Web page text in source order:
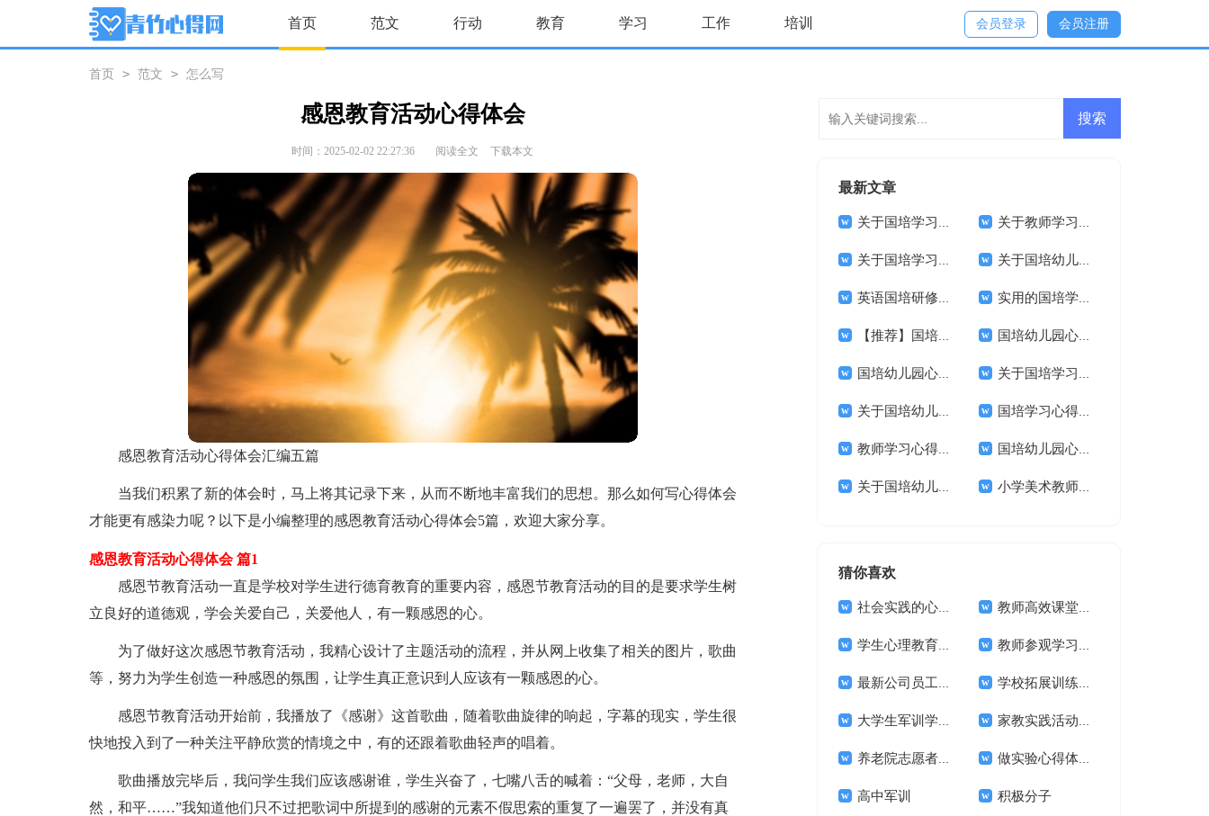
首页 范文 行动 教育 学习 工作 培训 会员登录 会员注册
首页 > 范文 > 怎么写
感恩教育活动心得体会
时间：2025-02-02 22:27:36 阅读全文 下载本文
感恩教育活动心得体会汇编五篇
当我们积累了新的体会时，马上将其记录下来，从而不断地丰富我们的思想。那么如何写心得体会
才能更有感染力呢？以下是小编整理的感恩教育活动心得体会5篇，欢迎大家分享。
感恩教育活动心得体会 篇1
感恩节教育活动一直是学校对学生进行德育教育的重要内容，感恩节教育活动的目的是要求学生树
立良好的道德观，学会关爱自己，关爱他人，有一颗感恩的心。
为了做好这次感恩节教育活动，我精心设计了主题活动的流程，并从网上收集了相关的图片，歌曲
等，努力为学生创造一种感恩的氛围，让学生真正意识到人应该有一颗感恩的心。
感恩节教育活动开始前，我播放了《感谢》这首歌曲，随着歌曲旋律的响起，字幕的现实，学生很
快地投入到了一种关注平静欣赏的情境之中，有的还跟着歌曲轻声的唱着。
歌曲播放完毕后，我问学生我们应该感谢谁，学生兴奋了，七嘴八舌的喊着：“父母，老师，大自
然，和平……”我知道他们只不过把歌词中所提到的感谢的元素不假思索的重复了一遍罢了，并没有真
最新文章
关于国培学习心得体会模板汇总8篇 关于教师学习心得体会模板7篇
关于国培学习心得体会模板锦集十篇 关于国培幼儿园心得体会范文汇总10篇
英语国培研修心得体会范文（通用3篇） 实用的国培学习心得体会范文集合10篇
【推荐】国培学习心得体会范文6篇 国培幼儿园心得体会范文锦集八篇
国培幼儿园心得体会范文锦集8篇 关于国培学习心得体会模板锦集五篇
关于国培幼儿园心得体会范文锦集8篇 国培学习心得体会范文锦集七篇
教师学习心得体会范文集合5篇 国培幼儿园心得体会范文锦集十篇
关于国培幼儿园心得体会范文锦集10篇 小学美术教师国培美术心得体会
猜你喜欢
社会实践的心得体会(合集15篇) 教师高效课堂心得体会合集15篇
学生心理教育心得体会 教师参观学习体会
最新公司员工工作心得体会范文 学校拓展训练心得体会 12篇
大学生军训学习心得体会 家教实践活动心得体会范文（通用3篇）
养老院志愿者心得体会(11篇) 做实验心得体会15篇
高中军训 积极分子